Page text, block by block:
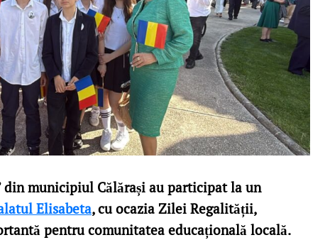
municipiul Călărași au participat la un
Elisabeta, cu ocazia Zilei Regalității,
pentru comunitatea educațională locală.